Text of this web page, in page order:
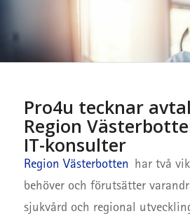
Pro4u tecknar
Region
IT-konsulter
Region Västerbotten har två
behöver och förutsätter
sjukvård och regional